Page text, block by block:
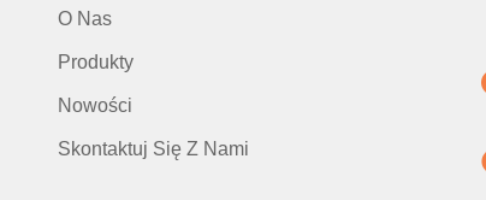
O Nas
Produkty
Nowości
Skontaktuj Się Z Nami